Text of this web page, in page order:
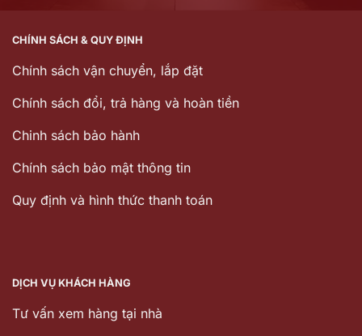
CHÍNH SÁCH & QUY ĐỊNH
Chính sách vận chuyển, lắp đặt
Chính sách đổi, trả hàng và hoàn tiền
Chinh sách bảo hành
Chính sách bảo mật thông tin
Quy định và hình thức thanh toán
DỊCH VỤ KHÁCH HÀNG
Tư vấn xem hàng tại nhà